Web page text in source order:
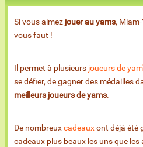
Si vous aimez jouer au yams,
vous faut !
Il permet à plusieurs joueurs de
se défier, de gagner des médailles
meilleurs joueurs de yams.
De nombreuxcadeauxont déjà été
cadeaux plus beaux les uns que